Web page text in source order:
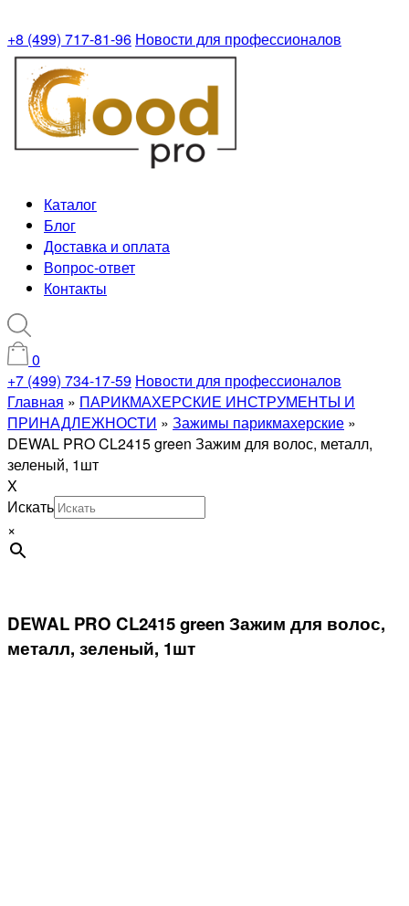
+8 (499) 717-81-96 Новости для профессионалов
Каталог
Блог
Доставка и оплата
Вопрос-ответ
Контакты
0
+7 (499) 734-17-59 Новости для профессионалов
Главная » ПАРИКМАХЕРСКИЕ ИНСТРУМЕНТЫ И
ПРИНАДЛЕЖНОСТИ » Зажимы парикмахерские »
DEWAL PRO CL2415 green Зажим для волос, металл,
зеленый, 1шт
X
Искать
×
DEWAL PRO CL2415 green Зажим для волос,
металл, зеленый, 1шт